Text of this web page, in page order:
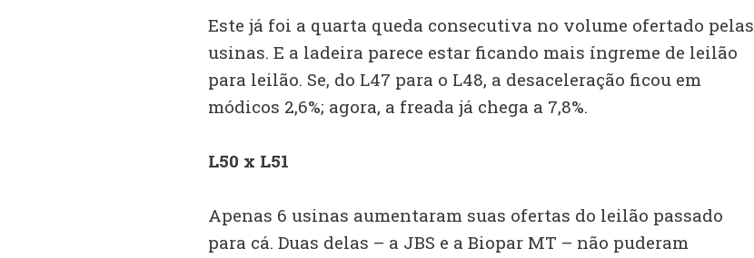
Este já foi a quarta queda consecutiva no volume ofertado pelas
usinas. E a ladeira parece estar ficando mais íngreme de leilão
para leilão. Se, do L47 para o L48, a desaceleração ficou em
módicos 2,6%; agora, a freada já chega a 7,8%.
L50 x L51
Apenas 6 usinas aumentaram suas ofertas do leilão passado
para cá. Duas delas – a JBS e a Biopar MT – não puderam